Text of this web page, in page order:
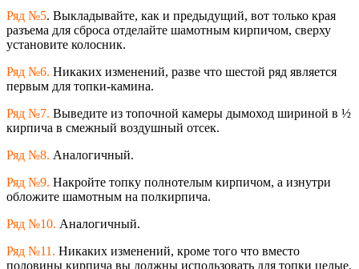
Ряд №5. Выкладывайте, как и предыдущий, вот только края
разъема для сброса отделайте шамотным кирпичом, сверху
установите колосник.
Ряд №6. Никаких изменений, разве что шестой ряд является
первым для топки-камина.
Ряд №7. Выведите из топочной камеры дымоход шириной в ½
кирпича в смежный воздушный отсек.
Ряд №8. Аналогичный.
Ряд №9. Накройте топку полнотелым кирпичом, а изнутри
обложите шамотным на полкирпича.
Ряд №10. Аналогичный.
Ряд №11. Никаких изменений, кроме того что вместо
половины кирпича вы должны использовать для топки целые.